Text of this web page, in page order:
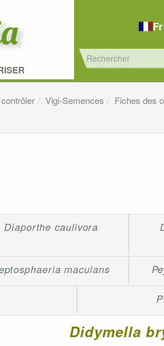
Fr
Vigi-Semences Fiches des
Diaporthe caulivora
maculans
Didymella